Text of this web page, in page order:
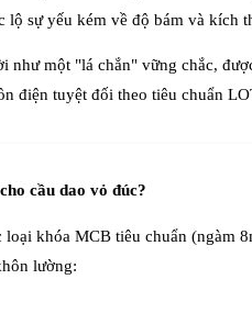
lộ sự yếu kém về độ bám và kích
như một "lá chắn" vững chắc,
điện tuyệt đối theo tiêu chuẩn
cầu dao vỏ đúc?
khóa MCB tiêu chuẩn (ngàm
lường: